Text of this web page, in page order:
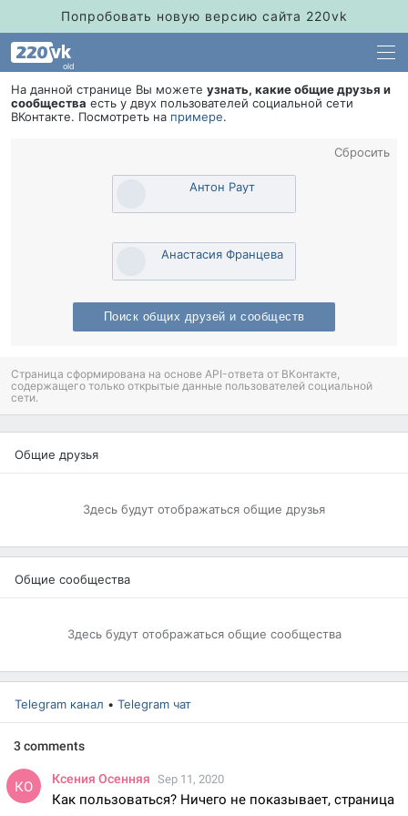
Попробовать новую версию сайта 220vk
old
На данной странице Вы можете узнать, какие общие друзья и
сообщества есть у двух пользователей социальной сети
Контакте. Посмотреть на примере.
Сбросить
Антон Раут
Анастасия Францева
Поиск общих друзей и сообщест
Страница сформирована на основе API-ответа от ВКонтакте,
содержащего только открытые данные пользователей социальной
сети.
Общие друзья
Здесь будут отображаться общие друзья
Общие сообщества
Здесь будут отображаться общие сообщества
Telegram канал • Telegram чат